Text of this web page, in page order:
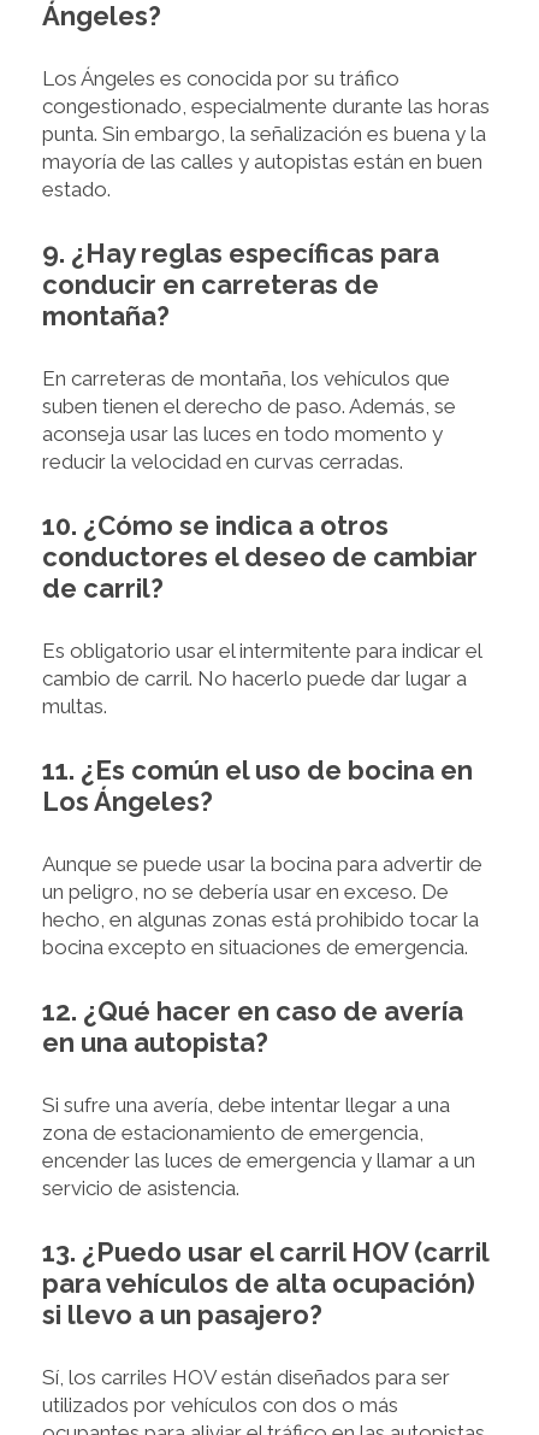
Ángeles?
Los Ángeles es conocida por su tráfico
congestionado, especialmente durante las horas
punta. Sin embargo, la señalización es buena y la
mayoría de las calles y autopistas están en buen
estado.
9. ¿Hay reglas específicas para
conducir en carreteras de
montaña?
En carreteras de montaña, los vehículos que
suben tienen el derecho de paso. Además, se
aconseja usar las luces en todo momento y
reducir la velocidad en curvas cerradas.
10. ¿Cómo se indica a otros
conductores el deseo de cambiar
de carril?
Es obligatorio usar el intermitente para indicar el
cambio de carril. No hacerlo puede dar lugar a
multas.
11. ¿Es común el uso de bocina en
Los Ángeles?
Aunque se puede usar la bocina para advertir de
un peligro, no se debería usar en exceso. De
hecho, en algunas zonas está prohibido tocar la
bocina excepto en situaciones de emergencia.
12. ¿Qué hacer en caso de avería
en una autopista?
Si sufre una avería, debe intentar llegar a una
zona de estacionamiento de emergencia,
encender las luces de emergencia y llamar a un
servicio de asistencia.
13. ¿Puedo usar el carril HOV (carril
para vehículos de alta ocupación)
si llevo a un pasajero?
Sí, los carriles HOV están diseñados para ser
utilizados por vehículos con dos o más